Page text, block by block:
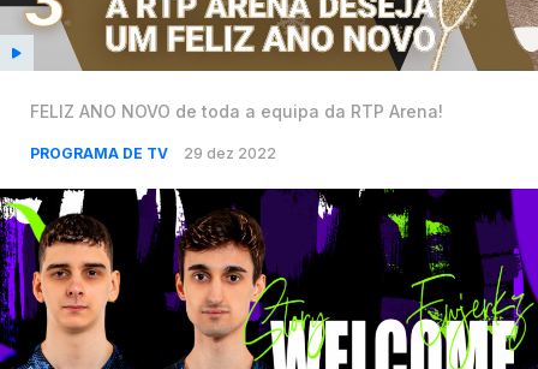
FELIZ ANO NOVO de toda a equipa da RTP Arena!
PROGRAMA DE TV 29 dez 2022